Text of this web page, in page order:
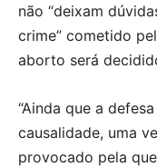
não “deixam
crime” cometido
aborto será
“Ainda que a
causalidade, uma
provocado pela